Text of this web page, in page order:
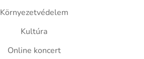
Környezetvédelem
Kultúra
Online koncert